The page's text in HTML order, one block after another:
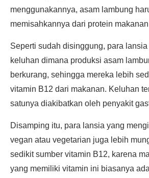
menggunakannya, asam lambung
memisahkannya dari protein
Seperti sudah disinggung, para
keluhan dimana produksi asam
berkurang, sehingga mereka lebih
vitamin B12 dari makanan. Keluhan
satunya diakibatkan oleh penyakit
Disamping itu, para lansia yang
vegan atau vegetarian juga lebih
sedikit sumber vitamin B12, karena
yang memiliki vitamin ini biasanya